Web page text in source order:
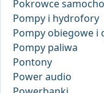
Pokrowce
Pompy i hydrofory
Pompy obiegowe i
Pompy paliwa
Pontony
Power audio